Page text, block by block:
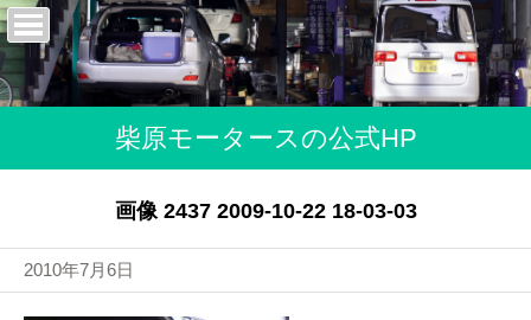
柴原モータースの公式HP
画像 2437 2009-10-22 18-03-03
2010年7月6日